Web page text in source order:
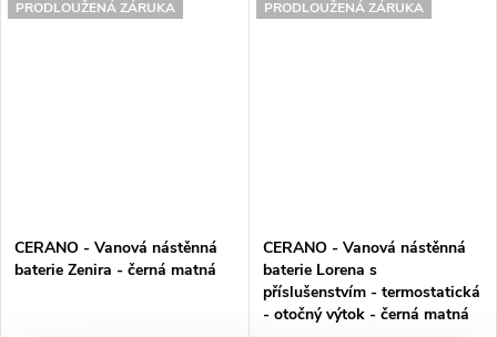
PRODLOUŽENÁ ZÁRUKA
CERANO - Vanová nástěnná
baterie Zenira - černá matná
PRODLOUŽENÁ ZÁRUKA
CERANO - Vanová nástěnná
baterie Lorena s
příslušenstvím - termostatická
- otočný výtok - černá matná